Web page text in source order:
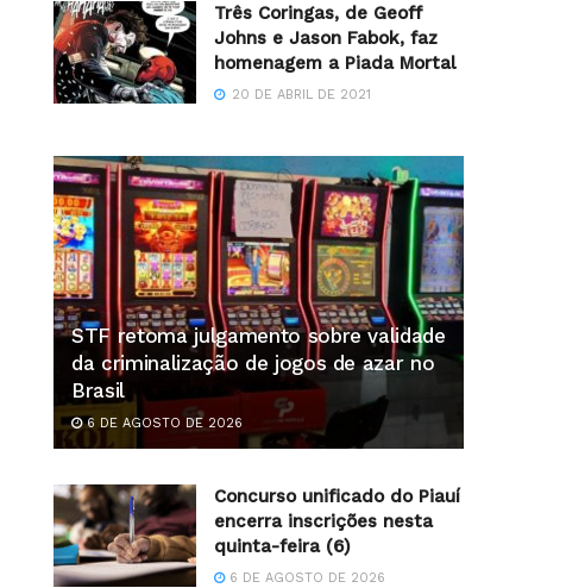
Três Coringas, de Geoff
Johns e Jason Fabok, faz
homenagem a Piada Mortal
20 DE ABRIL DE 2021
STF retoma julgamento sobre validade
da criminalização de jogos de azar no
Brasil
6 DE AGOSTO DE 2026
Concurso unificado do Piauí
encerra inscrições nesta
quinta-feira (6)
6 DE AGOSTO DE 2026